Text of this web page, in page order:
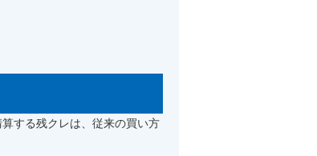
する残クレは、従来の買い方